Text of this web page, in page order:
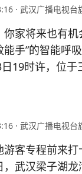
主播探校实景
· 武汉广播电视台
你家将来也有
手”的智能呼
19时许，位
正在开发室内
· 武汉广播电视台
游客专程前来
武汉梁子湖